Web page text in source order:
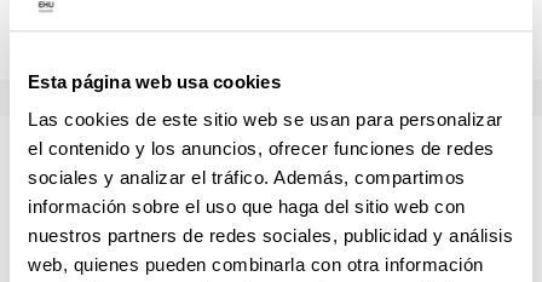
Esta página web usa cookies
Las cookies de este sitio web se usan para personalizar
el contenido y los anuncios, ofrecer funciones de redes
sociales y analizar el tráfico. Además, compartimos
información sobre el uso que haga del sitio web con
nuestros partners de redes sociales, publicidad y análisis
web, quienes pueden combinarla con otra información
Temario
Concepto, proceso y actuación deontológica en la
realización del diagnóstico e intervención educativa.